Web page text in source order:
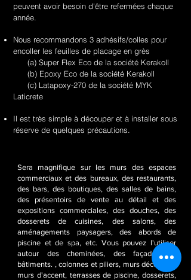
peuvent avoir besoin d'être refermées chaque
année.
Nous recommandons 3 adhésifs/colles pour
encoller les feuilles de placage en grès
(a) Super Flex Eco de la société Kerakoll
(b) Epoxy Eco de la société Kerakoll
(c) Latapoxy-270 de la société MYK
Laticrete
Il est très simple à découper et à installer sous
réserve de quelques précautions.
Sera magnifique sur les murs des espaces
commerciaux et des bureaux, des restaurants,
des bars, des boutiques, des salles de bains,
des présentoirs de vente au détail et des
expositions commerciales, des douches, des
dosserets de cuisines, des salons, des
aménagements paysagers, des abords de
piscine et de spa, etc. Vous pouvez l'utiliser
autour des cheminées, des façades de
bâtiments. , colonnes et piliers, murs décoratifs,
murs d'accent, terrasses de piscine, dosserets,